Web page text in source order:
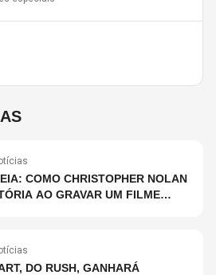
COMO CHRISTOPHER NOLAN
AO GRAVAR UM FILME
DO RUSH, GANHARÁ